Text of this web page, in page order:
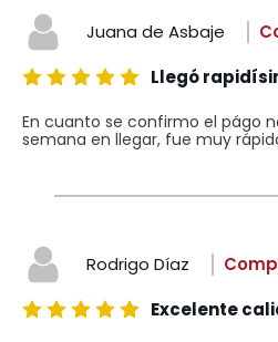
Juana de Asbaje
Llegó
En cuanto se confirmo el págo
semana en llegar, fue muy
Rodrigo Díaz
Excelente